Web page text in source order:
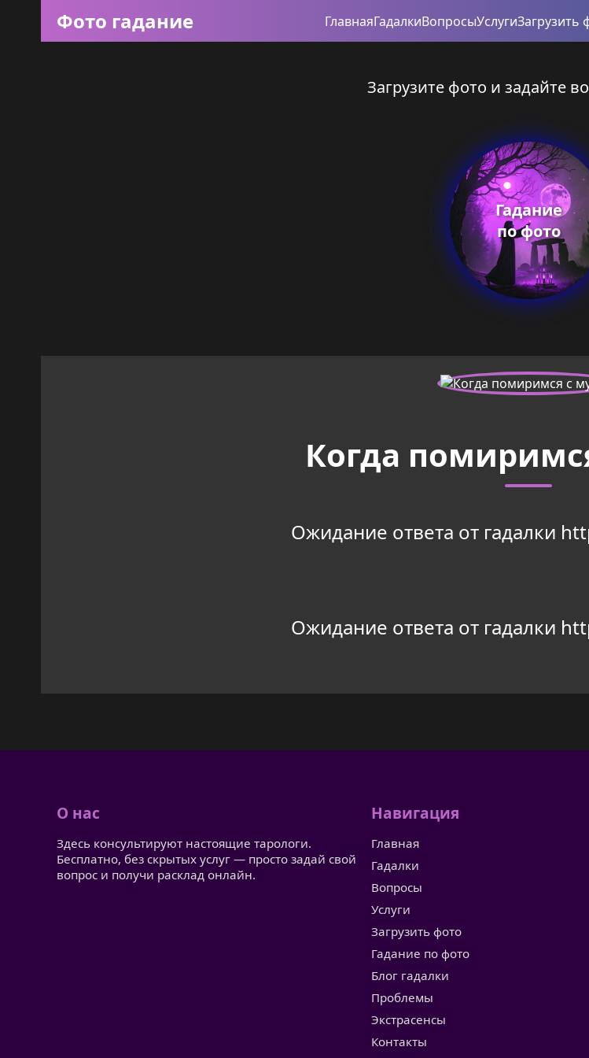
Фото гадание ГлавнаяГадалкиВопросыУслугиЗагрузить
Загрузите фото и задайте
Гадание
по фото
Когда
Ожидание ответа от гадалки
Ожидание ответа от гадалки
О нас
Здесь консультируют настоящие тарологи.
Бесплатно, без скрытых услуг — просто задай свой
вопрос и получи расклад онлайн.
Навигация
Главная
Гадалки
Вопросы
Услуги
Загрузить фото
Гадание по фото
Блог гадалки
Проблемы
Экстрасенсы
Контакты